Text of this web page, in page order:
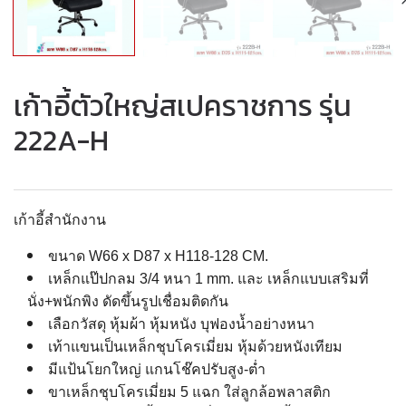
เก้าอี้ตัวใหญ่สเปคราชการ รุ่น
222A-H
เก้าอี้สำนักงาน
ขนาด W66 x D87 x H118-128 CM.
เหล็กแป๊ปกลม 3/4 หนา 1 mm. และ เหล็กแบบเสริมที่
นั่ง+พนักพิง ดัดขึ้นรูปเชื่อมติดกัน
เลือกวัสดุ หุ้มผ้า หุ้มหนัง บุฟองน้ำอย่างหนา
เท้าแขนเป็นเหล็กชุบโครเมี่ยม หุ้มด้วยหนังเทียม
มีแป้นโยกใหญ่ แกนโช๊คปรับสูง-ต่ำ
ขาเหล็กชุบโครเมี่ยม 5 แฉก ใส่ลูกล้อพลาสติก